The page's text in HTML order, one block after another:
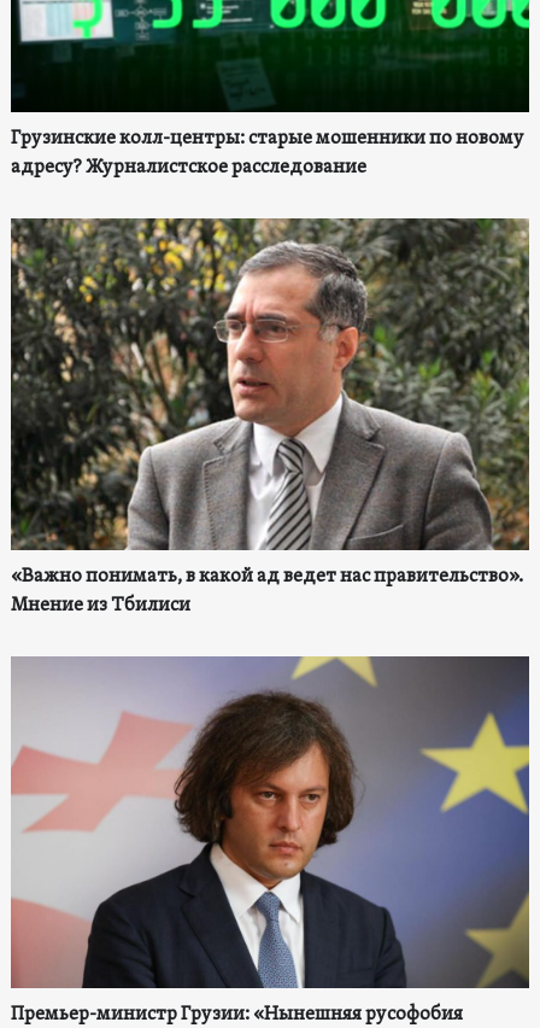
Грузинские колл-центры: старые мошенники по новому
адресу? Журналистское расследование
«Важно понимать, в какой ад ведет нас правительство».
Мнение из Тбилиси
Премьер-министр Грузии: «Нынешняя русофобия